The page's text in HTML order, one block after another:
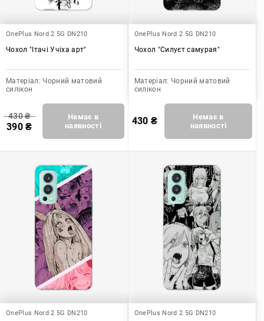
OnePlus Nord 2 5G DN210
Чохол "Ітачі Учіха арт"
Матеріал: Чорний матовий
силікон
430₴
390₴
Немає в
наявності
OnePlus Nord 2 5G DN210
Чохол "Силуєт самурая"
Матеріал: Чорний матовий
силікон
430 ₴
Немає в
наявності
OnePlus Nord 2 5G DN210 OnePlus Nord 2 5G DN210